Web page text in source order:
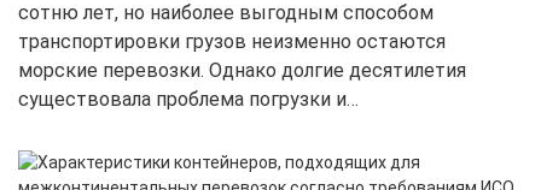
сотню лет, но наиболее выгодным способом
транспортировки грузов неизменно остаются
морские перевозки. Однако долгие десятилетия
существовала проблема погрузки и…